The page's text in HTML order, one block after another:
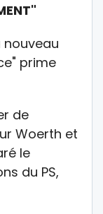
nouveau
prime
de
Woerth et
le
du PS,